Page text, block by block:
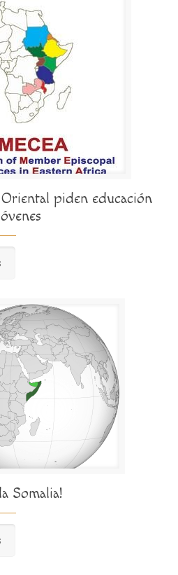
piden educación
Somalia!